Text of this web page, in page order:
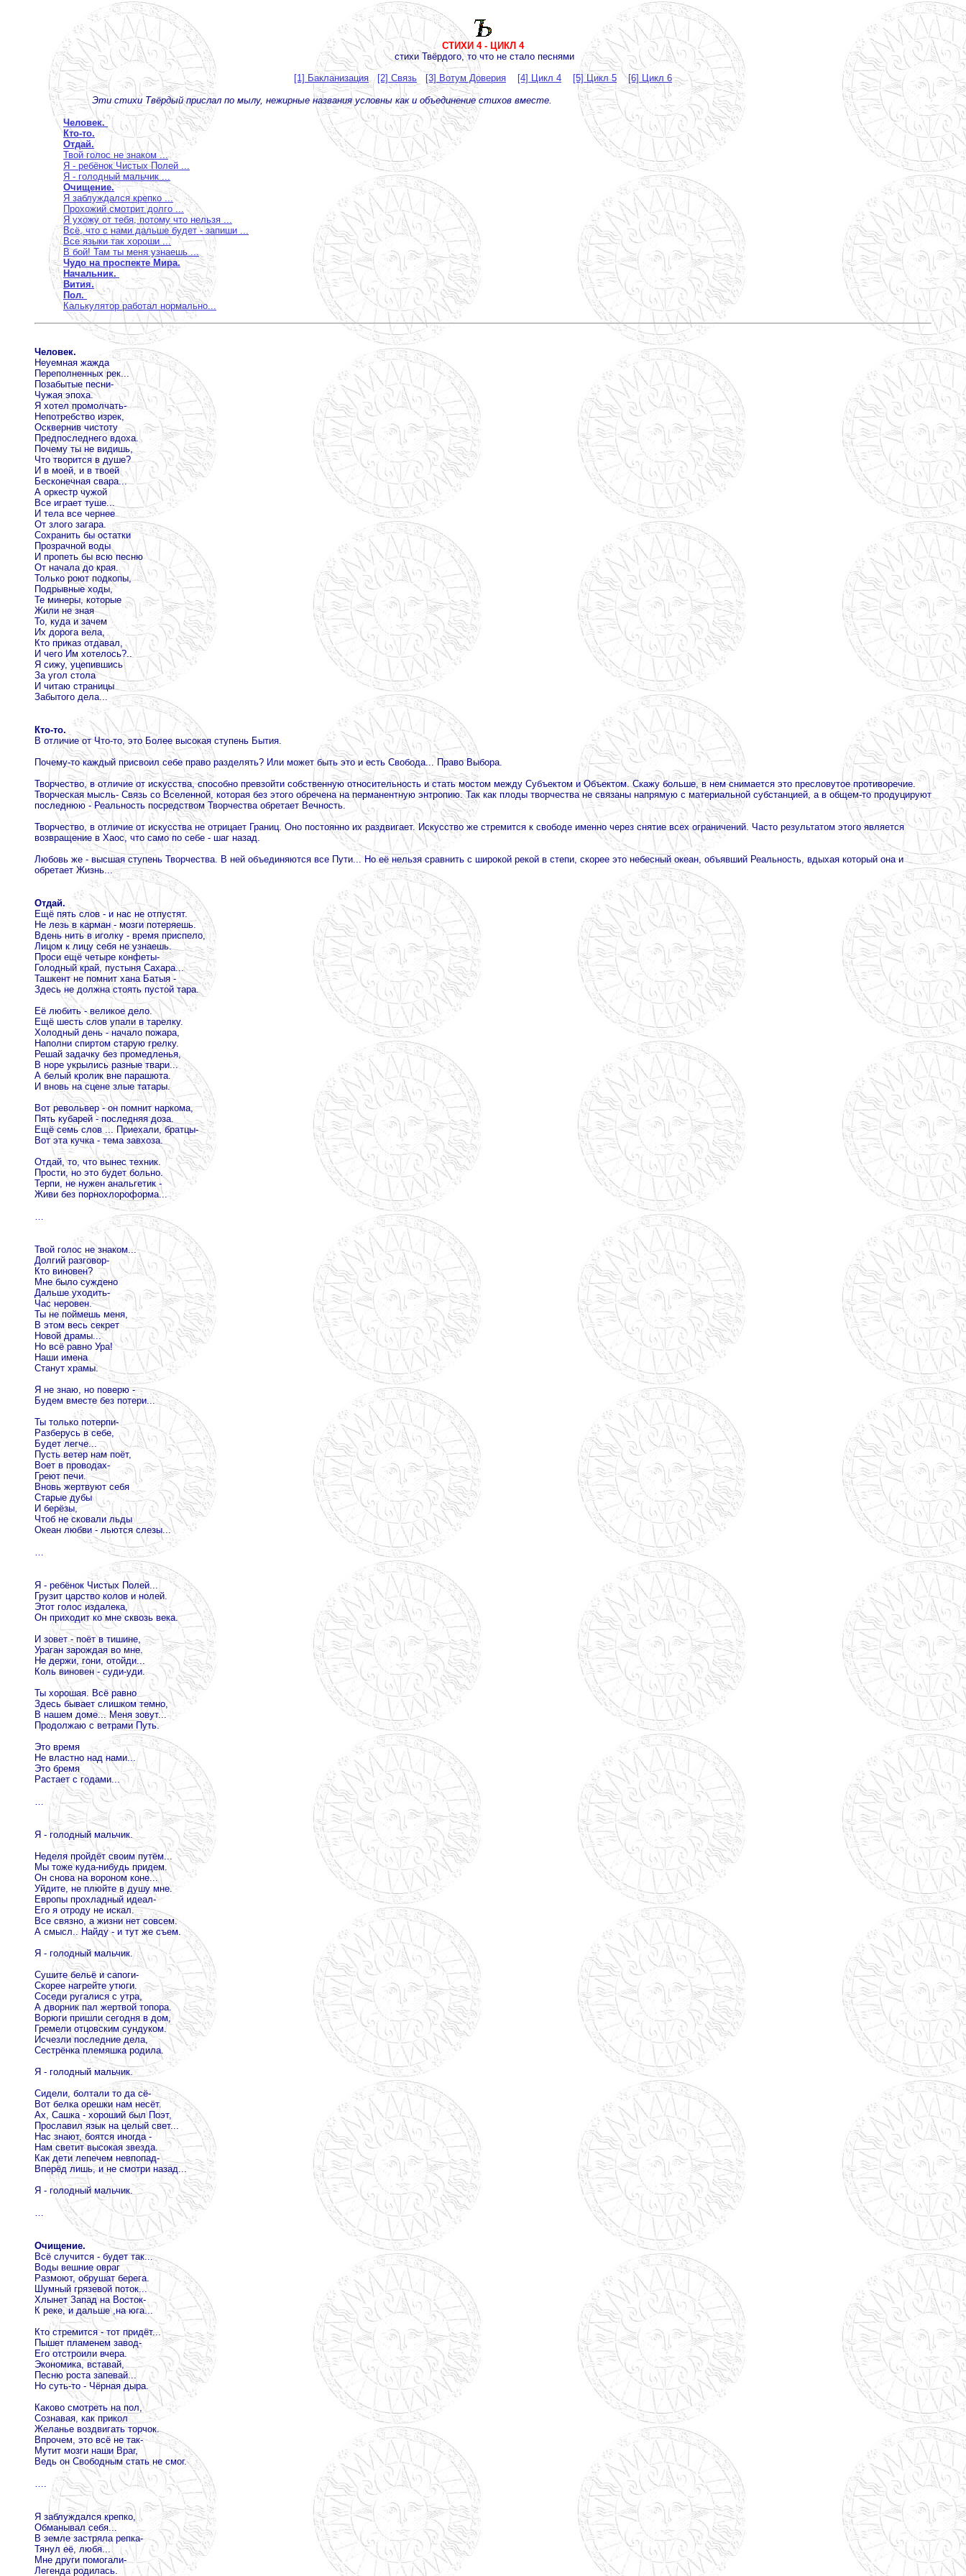
СТИХИ 4 - ЦИКЛ 4
стихи Твёрдого, то что не стало песнями
[1] Бакланизация
[2] Связь [3] Вотум Доверия [4] Цикл 4 [5] Цикл5 [6] Цикл 6
Эти стихи Твёрдый прислал по мылу, нежирные названия условны как и объединение стихов вместе.
Человек.
Кто-то.
Отдай.
Твой голос не знаком ...
Я - ребёнок Чистых Полей ...
Я - голодный мальчик ...
Очищение.
Я заблуждался крепко ...
Прохожий смотрит долго ...
Я ухожу от тебя, потому что нельзя ...
Всё, что с нами дальше будет - запиши ...
Все языки так хороши ...
В бой! Там ты меня узнаешь ...
Чудо на проспекте Мира.
Начальник.
Вития.
Пол.
Калькулятор работал нормально...
Человек.
Неуемная жажда
Переполненных рек...
Позабытые песни-
Чужая эпоха.
Я хотел промолчать-
Непотребство изрек,
Осквернив чистоту
Предпоследнего вдоха.
Почему ты не видишь,
Что творится в душе?
И в моей, и в твоей
Бесконечная свара...
А оркестр чужой
Все играет туше...
И тела все чернее
От злого загара.
Сохранить бы остатки
Прозрачной воды
И пропеть бы всю песню
От начала до края.
Только роют подкопы,
Подрывные ходы,
Те минеры, которые
Жили не зная
То, куда и зачем
Их дорога вела,
Кто приказ отдавал,
И чего Им хотелось?..
Я сижу, уцепившись
За угол стола
И читаю страницы
Забытого дела...
Кто-то.
В отличие от Что-то, это Более высокая ступень Бытия.
Почему-то каждый присвоил себе право разделять? Или может быть это и есть Свобода... Право Выбора.
Творчество, в отличие от искусства, способно превзойти собственную относительность и стать мостом между Субъектом и Объектом. Скажу больше, в нем снимается это пресловутое противоречие.
Творческая мысль- Связь со Вселенной, которая без этого обречена на перманентную энтропию. Так как плоды творчества не связаны напрямую с материальной субстанцией, а в общем-то продуцируют
последнюю - Реальность посредством Творчества обретает Вечность.
Творчество, в отличие от искусства не отрицает Границ. Оно постоянно их раздвигает. Искусство же стремится к свободе именно через снятие всех ограничений. Часто результатом этого является
возвращение в Хаос, что само по себе - шаг назад.
Любовь же - высшая ступень Творчества. В ней объединяются все Пути... Но её нельзя сравнить с широкой рекой в степи, скорее это небесный океан, объявший Реальность, вдыхая который она и
обретает Жизнь...
Отдай.
Ещё пять слов - и нас не отпустят.
Не лезь в карман - мозги потеряешь.
Вдень нить в иголку - время приспело,
Лицом к лицу себя не узнаешь.
Проси ещё четыре конфеты-
Голодный край, пустыня Сахара...
Ташкент не помнит хана Батыя -
Здесь не должна стоять пустой тара.
Её любить - великое дело.
Ещё шесть слов упали в тарелку.
Холодный день - начало пожара,
Наполни спиртом старую грелку.
Решай задачку без промедленья,
В норе укрылись разные твари...
А белый кролик вне парашюта.
И вновь на сцене злые татары.
Вот револьвер - он помнит наркома,
Пять кубарей - последняя доза.
Ещё семь слов ... Приехали, братцы-
Вот эта кучка - тема завхоза.
Отдай, то, что вынес техник.
Прости, но это будет больно.
Терпи, не нужен анальгетик -
Живи без порнохлороформа...
…
Твой голос не знаком...
Долгий разговор-
Кто виновен?
Мне было суждено
Дальше уходить-
Час неровен.
Ты не поймешь меня,
В этом весь секрет
Новой драмы...
Но всё равно Ура!
Наши имена
Станут храмы.
Я не знаю, но поверю -
Будем вместе без потери...
Ты только потерпи-
Разберусь в себе,
Будет легче...
Пусть ветер нам поёт,
Воет в проводах-
Греют печи.
Вновь жертвуют себя
Старые дубы
И берёзы,
Чтоб не сковали льды
Океан любви - льются слезы...
…
Я - ребёнок Чистых Полей...
Грузит царство колов и нолей.
Этот голос издалека,
Он приходит ко мне сквозь века.
И зовет - поёт в тишине,
Ураган зарождая во мне.
Не держи, гони, отойди...
Коль виновен - суди-уди.
Ты хорошая. Всё равно
Здесь бывает слишком темно,
В нашем доме... Меня зовут...
Продолжаю с ветрами Путь.
Это время
Не властно над нами...
Это бремя
Растает с годами...
…
Я - голодный мальчик.
Неделя пройдёт своим путём...
Мы тоже куда-нибудь придем.
Он снова на вороном коне...
Уйдите, не плюйте в душу мне.
Европы прохладный идеал-
Его я отроду не искал.
Все связно, а жизни нет совсем.
А смысл.. Найду - и тут же съем.
Я - голодный мальчик.
Сушите бельё и сапоги-
Скорее нагрейте утюги.
Соседи ругалися с утра,
А дворник пал жертвой топора.
Ворюги пришли сегодня в дом,
Гремели отцовским сундуком.
Исчезли последние дела,
Сестрёнка племяшка родила.
Я - голодный мальчик.
Сидели, болтали то да сё-
Вот белка орешки нам несёт.
Ах, Сашка - хороший был Поэт,
Прославил язык на целый свет...
Нас знают, боятся иногда -
Нам светит высокая звезда.
Как дети лепечем невпопад-
Вперёд лишь, и не смотри назад...
Я - голодный мальчик.
…
Очищение.
Всё случится - будет так...
Воды вешние овраг
Размоют, обрушат берега.
Шумный грязевой поток...
Хлынет Запад на Восток-
К реке, и дальше ,на юга...
Кто стремится - тот придёт...
Пышет пламенем завод-
Его отстроили вчера.
Экономика, вставай,
Песню роста запевай...
Но суть-то - Чёрная дыра.
Каково смотреть на пол,
Сознавая, как прикол
Желанье воздвигать торчок.
Впрочем, это всё не так-
Мутит мозги наши Враг,
Ведь он Свободным стать не смог.
….
Я заблуждался крепко,
Обманывал себя...
В земле застряла репка-
Тянул её, любя...
Мне други помогали-
Легенда родилась.